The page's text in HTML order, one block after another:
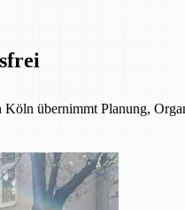
übernimmt Planung,